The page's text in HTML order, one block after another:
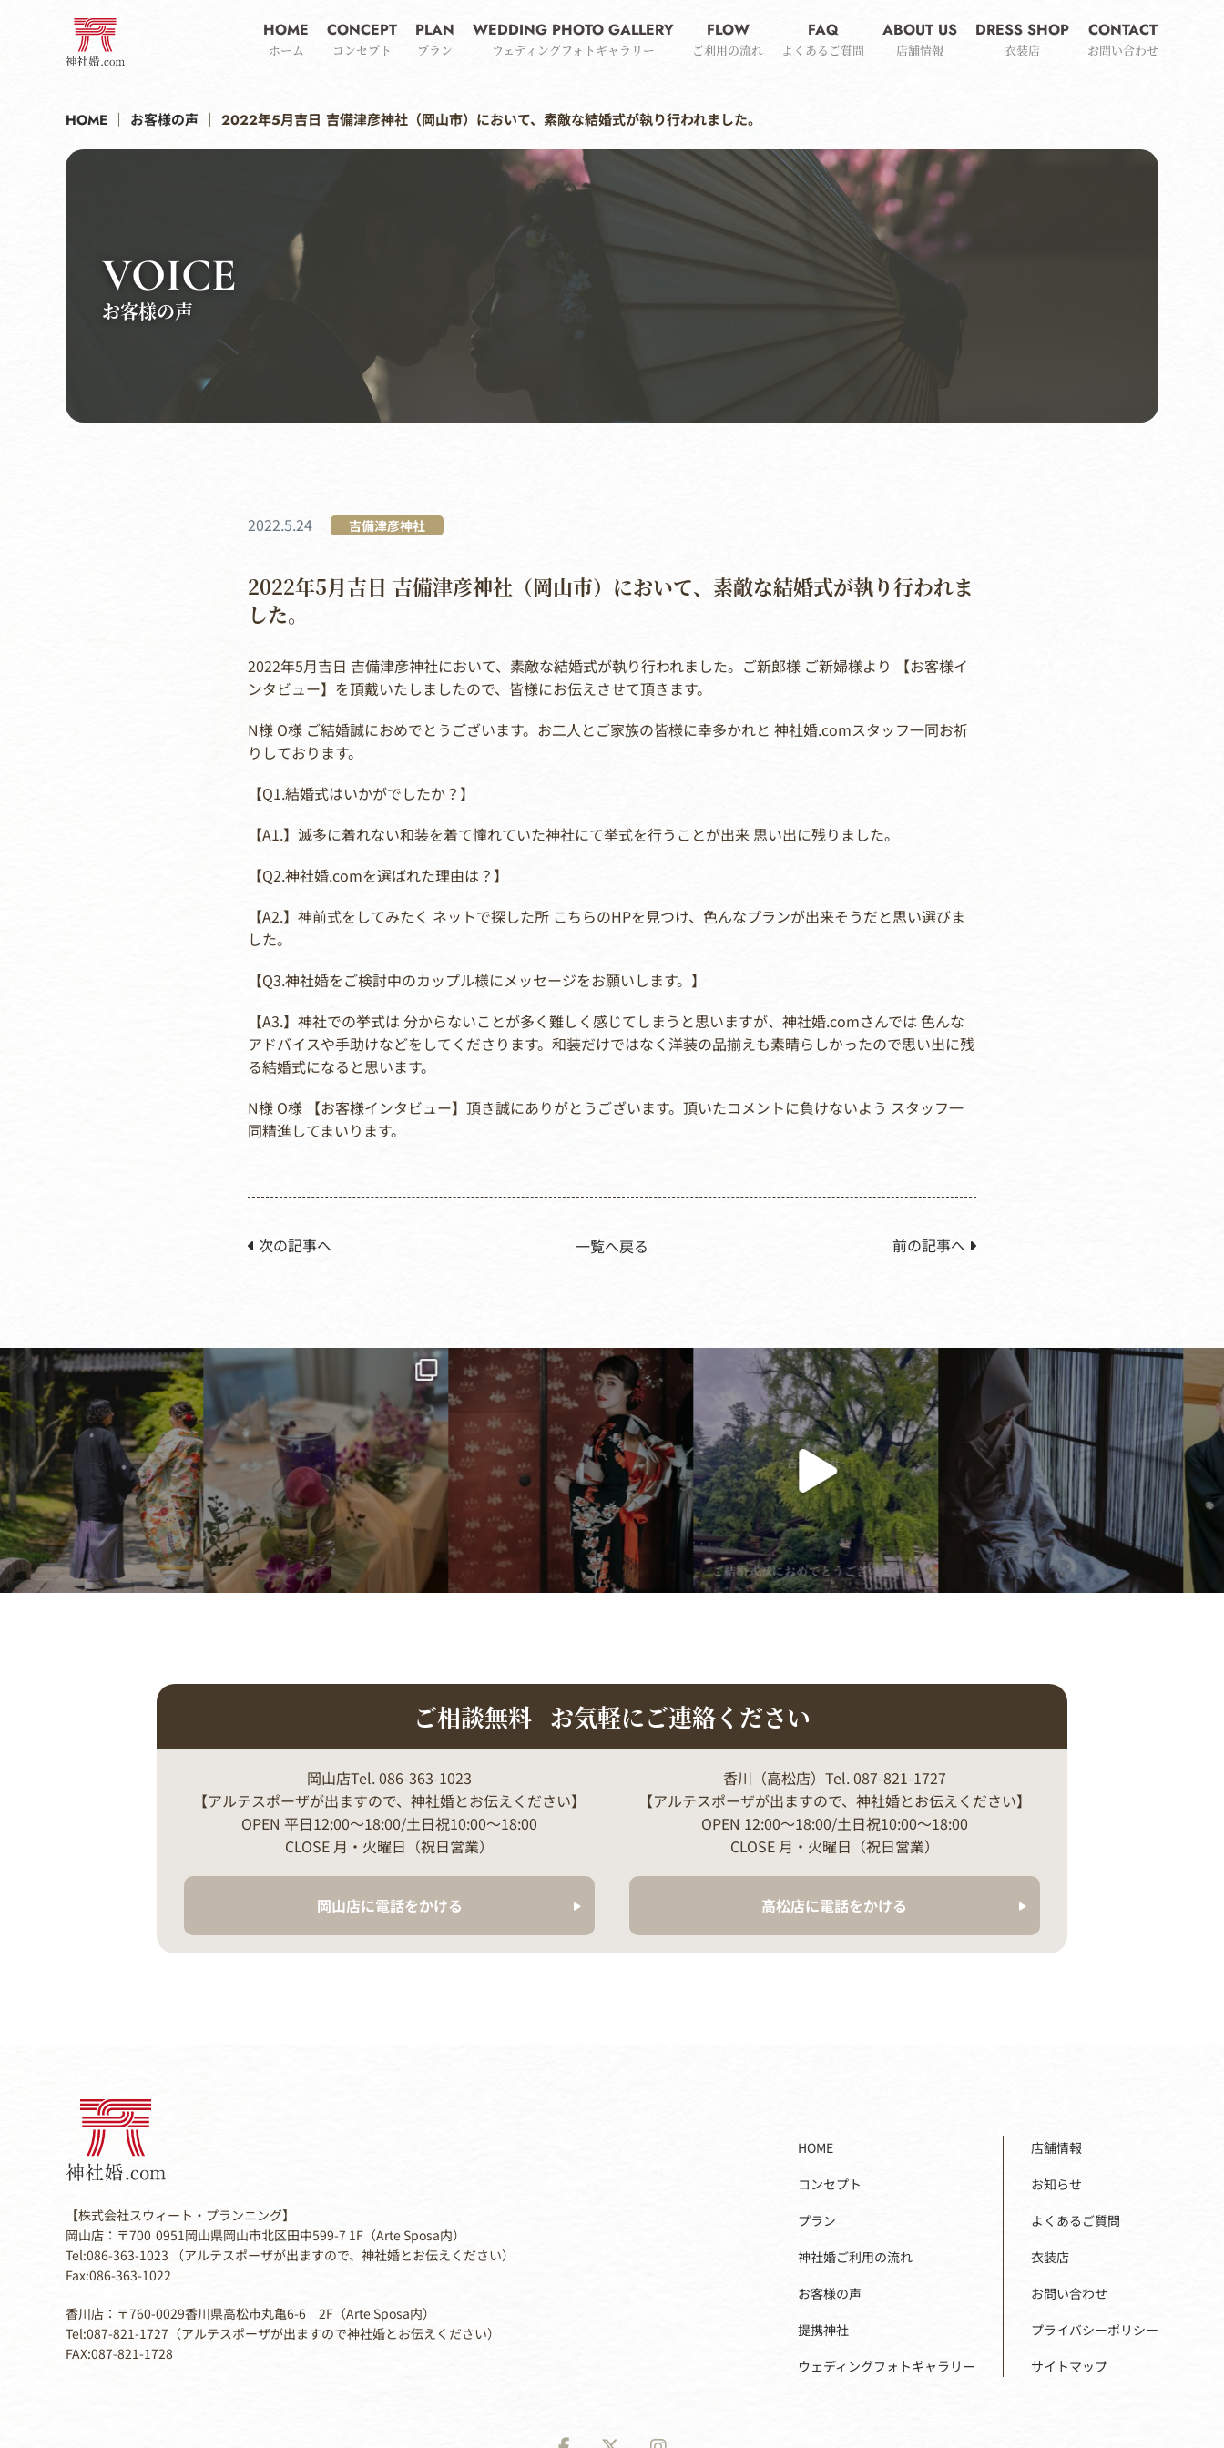
HOME
ホーム
CONCEPT
コンセプト
PLAN
プラン
WEDDING PHOTO GALLERY
ウェディングフォトギャラリー
FLOW
ご利用の流れ
FAQ
よくあるご質問
ABOUT US
店舗情報
DRESS SHOP
衣装店
CONTACT
お問い合わせ
HOME お客様の声 2022年5月吉日 吉備津彦神社（岡山市）において、素敵な結婚式が執り行われました。
VOICE
お客様の声
2022.5.24 吉備津彦神社
2022年5月吉日 吉備津彦神社（岡山市）において、素敵な結婚式が執り行われま
した。
2022年5月吉日 吉備津彦神社において、素敵な結婚式が執り行われました。ご新郎様 ご新婦様より 【お客様イ
ンタビュー】を頂戴いたしましたので、皆様にお伝えさせて頂きます。
N様 O様 ご結婚誠におめでとうございます。お二人とご家族の皆様に幸多かれと 神社婚.comスタッフ一同お祈
りしております。
【Q1.結婚式はいかがでしたか？】
【A1.】滅多に着れない和装を着て憧れていた神社にて挙式を行うことが出来 思い出に残りました。
【Q2.神社婚.comを選ばれた理由は？】
【A2.】神前式をしてみたく ネットで探した所 こちらのHPを見つけ、色んなプランが出来そうだと思い選びま
した。
【Q3.神社婚をご検討中のカップル様にメッセージをお願いします。】
【A3.】神社での挙式は 分からないことが多く難しく感じてしまうと思いますが、神社婚.comさんでは 色んな
アドバイスや手助けなどをしてくださります。和装だけではなく洋装の品揃えも素晴らしかったので思い出に残
る結婚式になると思います。
N様 O様 【お客様インタビュー】頂き誠にありがとうございます。頂いたコメントに負けないよう スタッフ一
同精進してまいります。
次の記事へ 一覧へ戻る 前の記事へ
ご相談無料 お気軽にご連絡ください
岡山店Tel. 086-363-1023
【アルテスポーザが出ますので、神社婚とお伝えください】
OPEN 平日12:00～18:00/土日祝10:00～18:00
CLOSE 月・火曜日（祝日営業）
岡山店に電話をかける
香川（高松店）Tel. 087-821-1727
【アルテスポーザが出ますので、神社婚とお伝えください】
OPEN 12:00～18:00/土日祝10:00～18:00
CLOSE 月・火曜日（祝日営業）
高松店に電話をかける
【株式会社スウィート・プランニング】
岡山店：〒700₋0951岡山県岡山市北区田中599-7 1F（Arte Sposa内）
Tel:086-363-1023 （アルテスポーザが出ますので、神社婚とお伝えください）
Fax:086-363-1022
香川店：〒760-0029香川県高松市丸亀6-6 2F（Arte Sposa内）
Tel:087-821-1727（アルテスポーザが出ますので神社婚とお伝えください）
FAX:087-821-1728
HOME
コンセプト
プラン
神社婚ご利用の流れ
お客様の声
提携神社
ウェディングフォトギャラリー
店舗情報
お知らせ
よくあるご質問
衣装店
お問い合わせ
プライバシーポリシー
サイトマップ